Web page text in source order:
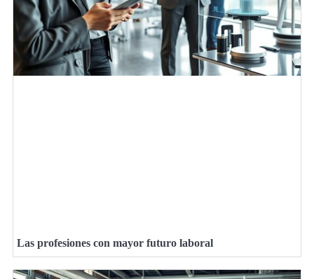
Las profesiones con mayor futuro laboral